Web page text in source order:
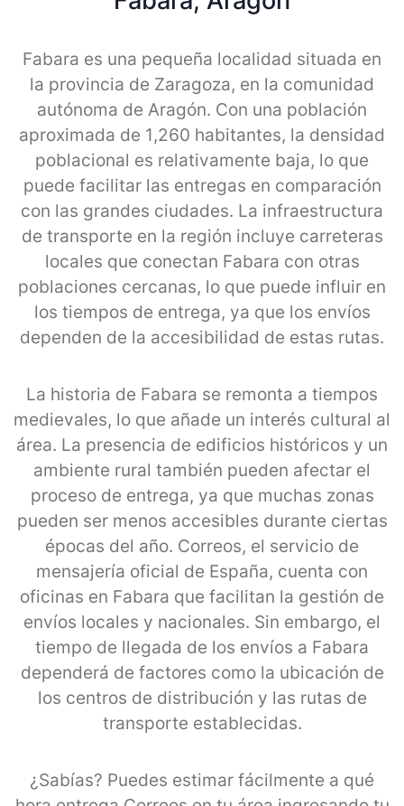
Fabara es una pequeña localidad situada en
la provincia de Zaragoza, en la comunidad
autónoma de Aragón. Con una población
aproximada de 1,260 habitantes, la densidad
poblacional es relativamente baja, lo que
puede facilitar las entregas en comparación
con las grandes ciudades. La infraestructura
de transporte en la región incluye carreteras
locales que conectan Fabara con otras
poblaciones cercanas, lo que puede influir en
los tiempos de entrega, ya que los envíos
dependen de la accesibilidad de estas rutas.
La historia de Fabara se remonta a tiempos
medievales, lo que añade un interés cultural al
área. La presencia de edificios históricos y un
ambiente rural también pueden afectar el
proceso de entrega, ya que muchas zonas
pueden ser menos accesibles durante ciertas
épocas del año. Correos, el servicio de
mensajería oficial de España, cuenta con
oficinas en Fabara que facilitan la gestión de
envíos locales y nacionales. Sin embargo, el
tiempo de llegada de los envíos a Fabara
dependerá de factores como la ubicación de
los centros de distribución y las rutas de
transporte establecidas.
¿Sabías? Puedes estimar fácilmente a qué